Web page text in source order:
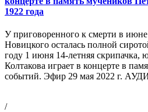
1922 года
У приговоренного к смерти в
Новицкого осталась полной
году 1 июня 14-летняя
Колтакова играет в концерте в
событий. Эфир 29 мая 2022 г.
/